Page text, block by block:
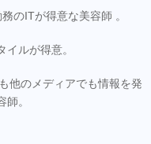
のITが得意な美容師 。
イルが得意。
他のメディアでも情報を発
。